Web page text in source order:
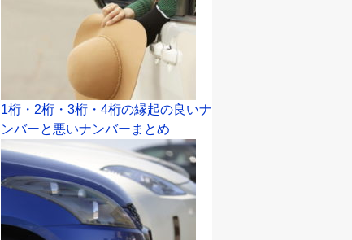
1桁・2桁・3桁・4桁の縁起の良いナ
ンバーと悪いナンバーまとめ